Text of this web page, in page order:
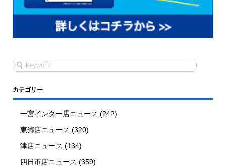
カテゴリー
一宮インター店ニュース (242)
東郷店ニュース (320)
津店ニュース (134)
四日市店ニュース (359)